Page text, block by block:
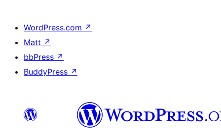
WordPress.com ↗
Matt ↗
bbPress ↗
BuddyPress ↗